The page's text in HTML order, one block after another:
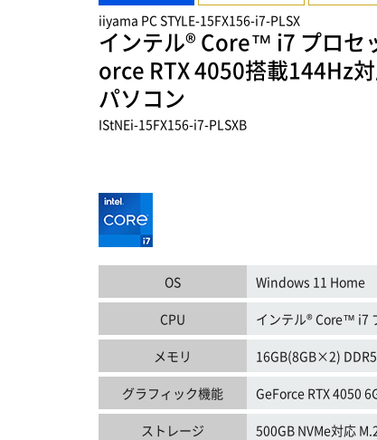
iiyama PC STYLE-15FX156-i7-PLSX
インテル® Core™ i7 プロセ
orce RTX 4050搭載144Hz
パソコン
IStNEi-15FX156-i7-PLSXB
OS Windows 11 Home
CPU インテル® Core™ i7
メモリ 16GB(8GB×2) DDR5
グラフィック機能 GeForce RTX 4050
ストレージ 500GB NVMe対応